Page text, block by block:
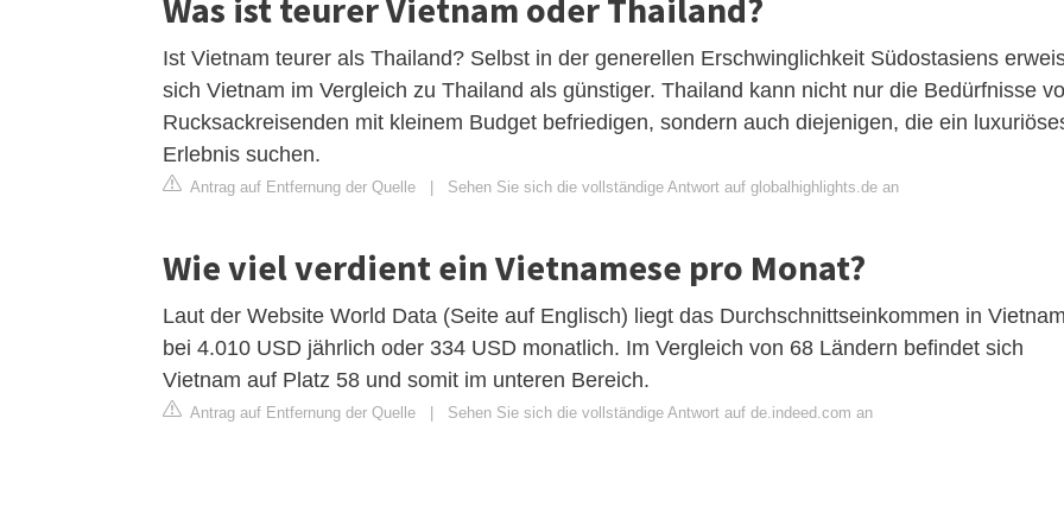
Ist Vietnam teurer als Thailand? Selbst in der generellen Erschwinglichkeit Südostasiens
sich Vietnam im Vergleich zu Thailand als günstiger. Thailand kann nicht nur die Bedürfnisse
Rucksackreisenden mit kleinem Budget befriedigen, sondern auch diejenigen, die ein
Erlebnis suchen.
Antrag auf Entfernung der Quelle | Sehen Sie sich die vollständige Antwort auf globalhighlights.de an
Wie viel verdient ein Vietnamese pro Monat?
Laut der Website World Data (Seite auf Englisch) liegt das Durchschnittseinkommen in Vietnam
bei 4.010 USD jährlich oder 334 USD monatlich. Im Vergleich von 68 Ländern befindet sich
Vietnam auf Platz 58 und somit im unteren Bereich.
Antrag auf Entfernung der Quelle | Sehen Sie sich die vollständige Antwort auf de.indeed.com an